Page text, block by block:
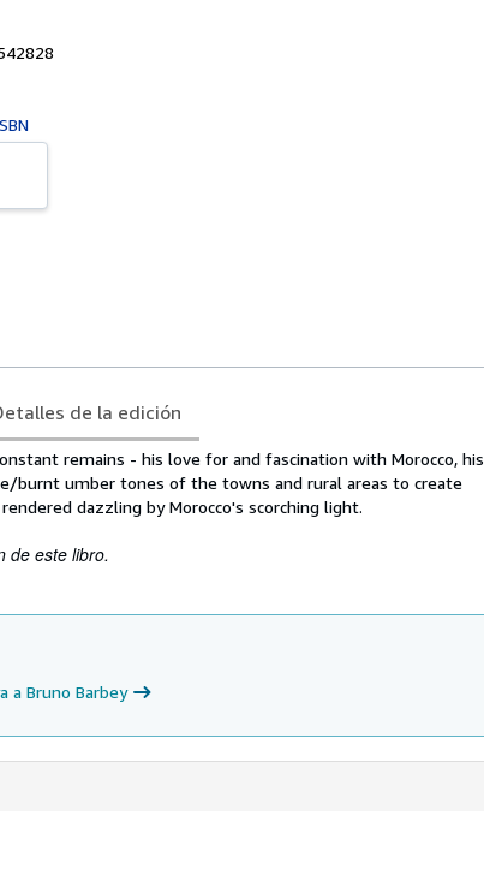
de la edición
remains - his love for and fascination with Morocco, his
burnt umber tones of the towns and rural areas to create
dazzling by Morocco's scorching light.
de este libro.
a Bruno Barbey